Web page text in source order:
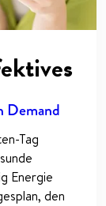
Demand
Tag
Energie
den